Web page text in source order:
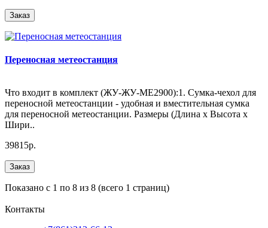
Заказ
Переносная метеостанция
Что входит в комплект (ЖУ-ЖУ-МЕ2900):1. Сумка-чехол для
переносной метеостанции - удобная и вместительная сумка
для переносной метеостанции. Размеры (Длина х Высота х
Шири..
39815р.
Заказ
Показано с 1 по 8 из 8 (всего 1 страниц)
Контакты